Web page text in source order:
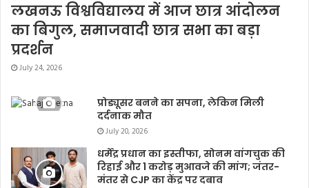
लखनऊ विश्वविद्यालय में आज छात्र आंदोलन
का बिगुल, समाजवादी छात्र सभा का बड़ा
प्रदर्शन
July 24, 2026
प्रोड्यूसर बनने का सपना, लेकिन मिली
दर्दनाक मौत
July 20, 2026
धर्मेंद्र प्रधान का इस्तीफा, सोनम वांगचुक की
रिहाई और 1 करोड़ मुआवजे की मांग; जंतर-
मंतर से CJP का केंद्र पर दबाव